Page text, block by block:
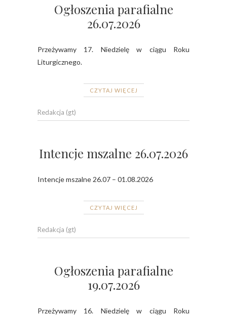
Ogłoszenia parafialne
26.07.2026
Przeżywamy 17. Niedzielę w ciągu Roku
Liturgicznego.
CZYTAJ WIĘCEJ
Redakcja (gt)
Intencje mszalne 26.07.2026
Intencje mszalne 26.07 – 01.08.2026
CZYTAJ WIĘCEJ
Redakcja (gt)
Ogłoszenia parafialne
19.07.2026
Przeżywamy 16. Niedzielę w ciągu Roku